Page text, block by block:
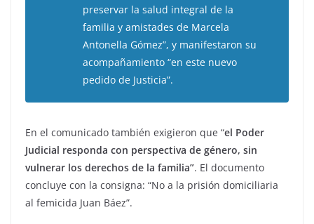
preservar la salud integral de la
familia y amistades de Marcela
Antonella Gómez”, y manifestaron su
acompañamiento “en este nuevo
pedido de Justicia”.
En el comunicado también exigieron que “el Poder
Judicial responda con perspectiva de género, sin
vulnerar los derechos de la familia”. El documento
concluye con la consigna: “No a la prisión domiciliaria
al femicida Juan Báez”.